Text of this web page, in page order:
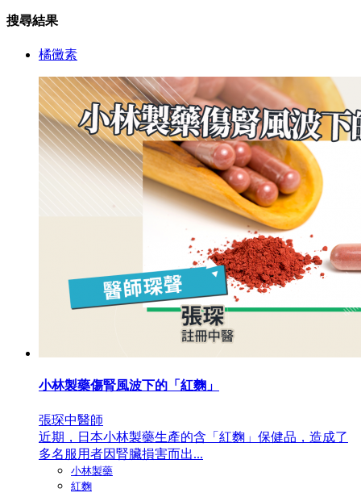
搜尋結果
橘黴素
小林製藥傷腎風波下的「紅麴」
張琛中醫師
近期，日本小林製藥生產的含「紅麴」保健品，造成了
多名服用者因腎臟損害而出...
小林製藥
紅麴